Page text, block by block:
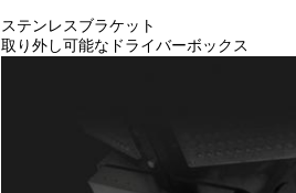
ステンレスブラケット
取り外し可能なドライバーボックス